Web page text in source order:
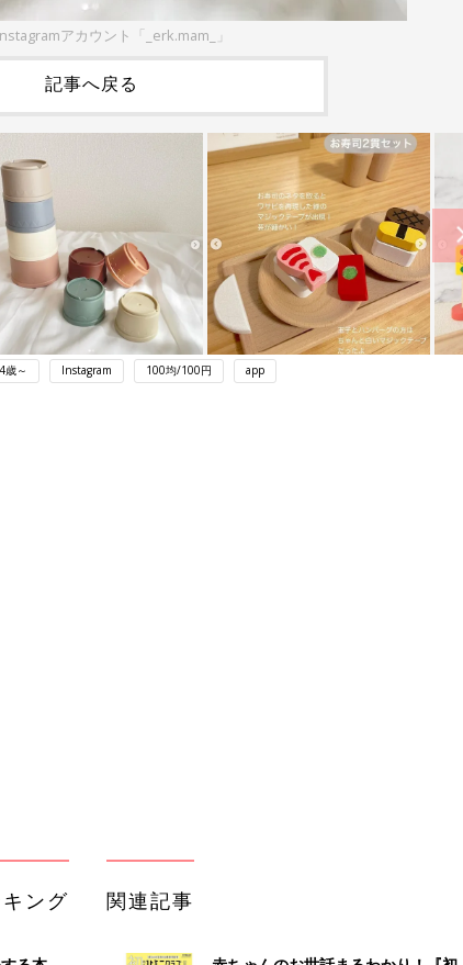
アカウント「_erk.mam_」
記事へ戻る
4歳～ Instagram 100均/100円 app
「3つ